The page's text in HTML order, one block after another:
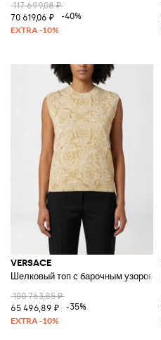
117 699,08 ₽
70 619,06 ₽
-40%
VERSACE
Шелковый топ с барочным узором
100 763,85 ₽
65 496,89 ₽
-35%